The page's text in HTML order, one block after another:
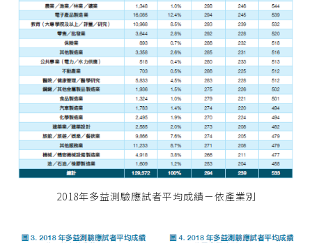
2018年多益測驗應試者平均成績－依產業別